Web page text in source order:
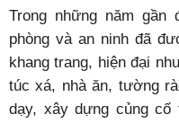
Trong những năm gần
phòng và an ninh đã
khang trang, hiện đại
túc xá, nhà ăn, tường
dạy, xây dựng củng